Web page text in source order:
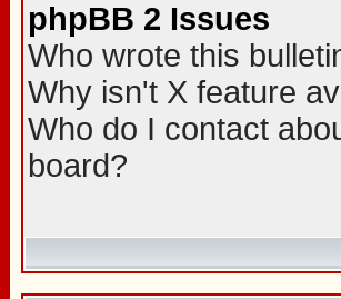
phpBB 2 Issues
Who wrote this
Why isn't X feature
Who do I contact
board?